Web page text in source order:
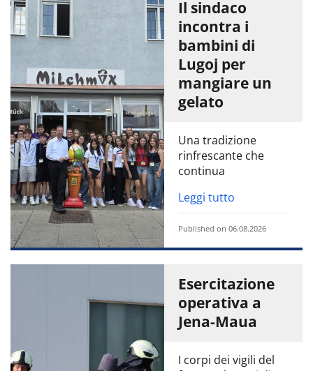
Il sindaco
incontra i
bambini di
Lugoj per
mangiare un
gelato
Una tradizione
rinfrescante che
continua
Leggi tutto
Published on 06.08.2026
Esercitazione
operativa a
Jena-Maua
I corpi dei vigili del